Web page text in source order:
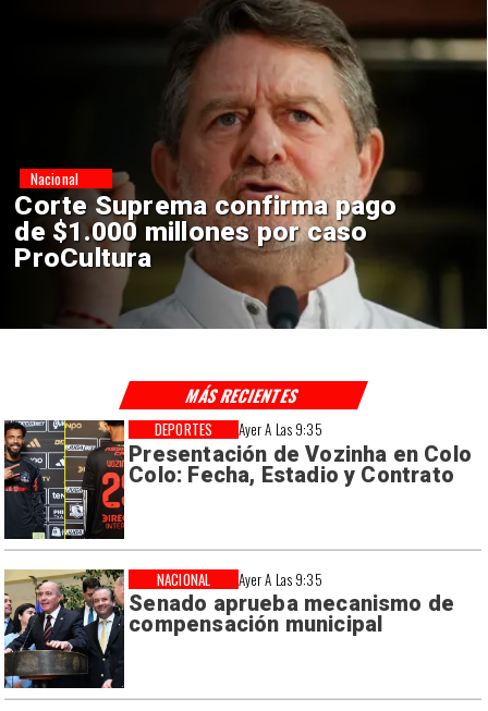
Codelco suspende
construcción de Andes Norte
en El Teniente por riesgos
sísmicos
Nacional
Ayer A Las 9:35
Presentación de Vozinha en Colo
Colo: Fecha, Estadio y Contrato
DEPORTES
Ayer A Las 9:35
Senado aprueba mecanismo de
compensación municipal
NACIONAL
MÁS RECIENTES